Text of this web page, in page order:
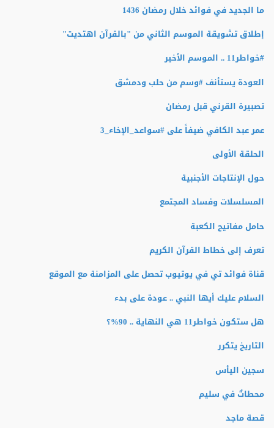
ما الجديد في فوائد خلال رمضان 1436
إطلاق تشويقة الموسم الثاني من "بالقرآن اهتديت"
#‏خواطر11 .. الموسم الأخير
العودة يستأنف #وسم من حلب ودمشق
تصبيرة القرني قبل رمضان
عمر عبد الكافي ضيفاً على #سواعد_الإخاء_3
الحلقة الأولى
حول الإنتاجات الأجنبية
المسلسلات وفساد المجتمع
حامل مفاتيح الكعبة
تعرف إلى خطاط القرآن الكريم
قناة فوائد تي في يوتيوب تحصل على المزامنة مع الموقع
السلام عليك أيها النبي .. عودة على بدء
هل ستكون خواطر11 هي النهاية .. 90%؟
التاريخ يتكرر
سجين اليأس
محطاتٌ في سليم
قصة ماجد